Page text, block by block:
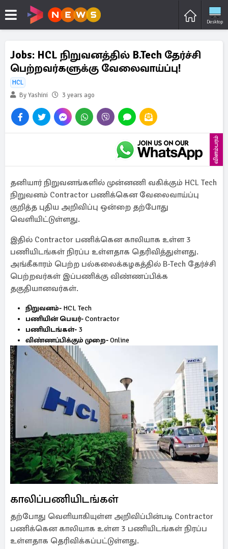
Desktop
Jobs: HCL நிறுவனத்தில் B.Tech தேர்ச்சி
பெற்றவர்களுக்கு வேலைவாய்ப்பு!
HCL
By Yashini
3 years ago
விளம்பரம்
தனியார் நிறுவனங்களில் முன்னணி வகிக்கும் HCL Tech
நிறுவனம் Contractor பணிக்கென வேலைவாய்ப்பு
குறித்த புதிய அறிவிப்பு ஒன்றை தற்போது
வெளியிட்டுள்ளது.
இதில் Contractor பணிக்கென காலியாக உள்ள 3
பணியிடங்கள் நிரப்ப உள்ளதாக தெரிவித்துள்ளது.
அங்கீகாரம் பெற்ற பல்கலைக்கழகத்தில் B-Tech தேர்ச்சி
பெற்றவர்கள் இப்பணிக்கு விண்ணப்பிக்க
தகுதியானவர்கள்.
நிறுவனம்- HCL Tech
பணியின் பெயர்-Contractor
பணியிடங்கள்- 3
விண்ணப்பிக்கும் முறை-Online
காலிப்பணியிடங்கள்
தற்போது வெளியாகியுள்ள அறிவிப்பின்படி Contractor
பணிக்கென காலியாக உள்ள 3 பணியிடங்கள் நிரப்ப
உள்ளதாக தெரிவிக்கப்பட்டுள்ளது.